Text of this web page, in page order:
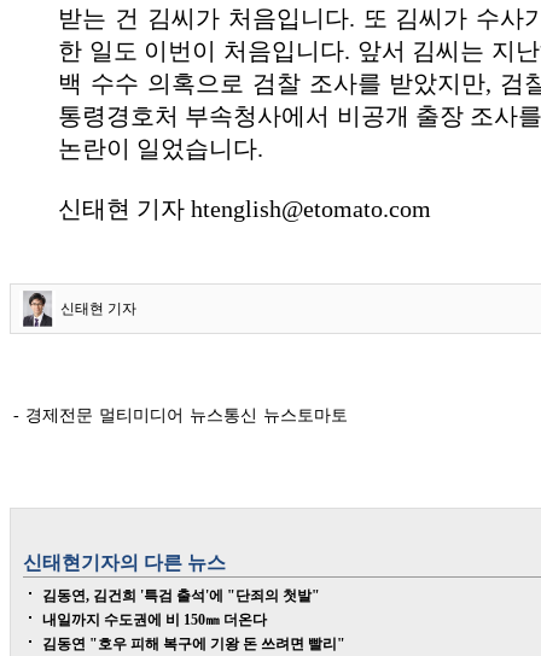
받는 건 김씨가 처음입니다. 또 김씨가 수사
한 일도 이번이 처음입니다. 앞서 김씨는 지
백 수수 의혹으로 검찰 조사를 받았지만, 검
통령경호처 부속청사에서 비공개 출장 조사
논란이 일었습니다.
신태현 기자 htenglish@etomato.com
신태현 기자
- 경제전문 멀티미디어 뉴스통신 뉴스토마토
신태현 기자의 다른 뉴스
김동연, 김건희 '특검 출석'에 "단죄의 첫발"
내일까지 수도권에 비 150㎜ 더온다
김동연 "호우 피해 복구에 기왕 돈 쓰려면 빨리"